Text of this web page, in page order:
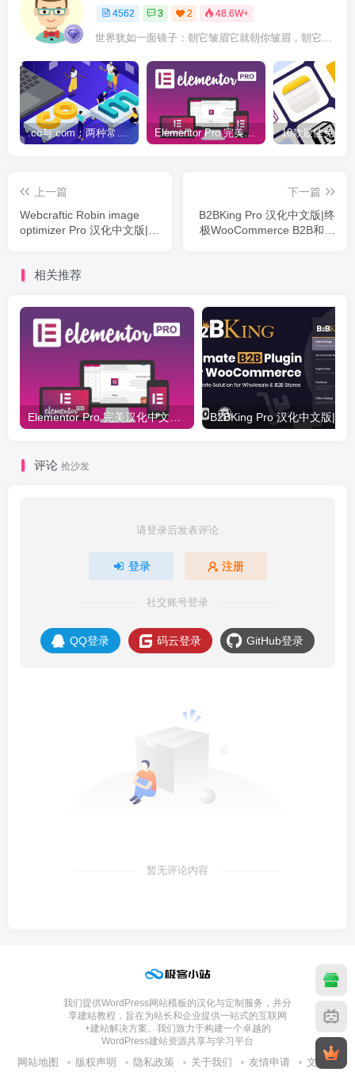
4562 3 2 48.6W+
世界犹如一面镜子：朝它皱眉它就朝你皱眉，朝它微笑它也吵你微笑
.co与.com：两种常用域名后缀名完全指南 Elementor Pro 完美汉化中文版（含全套模板）|可视化编辑页面自定义设计WordPress插件
上一篇
Webcraftic Robin image
optimizer Pro 汉化中文版|图
下一篇
B2BKing Pro 汉化中文版|终
极WooCommerce B2B和批
相关推荐
Elementor Pro 完美汉化中文版（含全套模板）|可视化编辑页面自定义设计WordPress插件
评论 抢沙发
请登录后发表评论
登录 注册
社交账号登录
QQ登录 码云登录 GitHub登录
暂无评论内容
我们提供WordPress网站模板的汉化与定制服务，并分
享建站教程，旨在为站长和企业提供一站式的互联网
+建站解决方案。我们致力于构建一个卓越的
WordPress建站资源共享与学习平台
网站地图 版权声明 隐私政策 关于我们 友情申请
文章归